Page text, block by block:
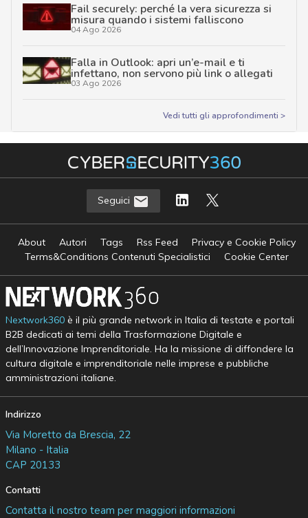
Fail securely: perché la vera sicurezza si
misura quando i sistemi falliscono
04 Ago 2026
Falla in Outlook: apri un’e-mail e ti
infettano, non servono più link o allegati
03 Ago 2026
Vedi tutti gli approfondimenti >
Seguici
About Autori Tags Rss Feed
Privacy e Cookie Policy
Terms&Conditions Contenuti Specialistici
Cookie Center
Nextwork360è il più grande network in Italia di testate e portali
B2B dedicati ai temi della Trasformazione Digitale e
dell’Innovazione Imprenditoriale. Ha la missione di diffondere la
cultura digitale e imprenditoriale nelle imprese e pubbliche
amministrazioni italiane.
Indirizzo
Via Moretto da Brescia, 22
Milano - Italia
CAP 20133
Contatti
Contatta il nostro team per maggiori informazioni